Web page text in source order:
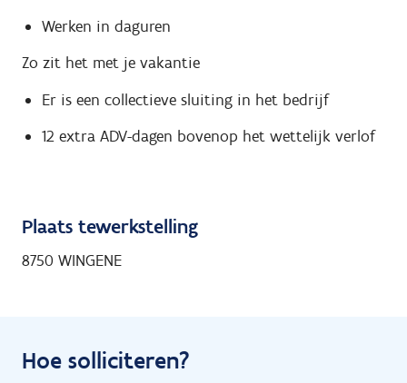
Werken in daguren
Zo zit het met je vakantie
Er is een collectieve sluiting in het bedrijf
12 extra ADV-dagen bovenop het wettelijk verlof
Plaats tewerkstelling
8750 WINGENE
Hoe solliciteren?